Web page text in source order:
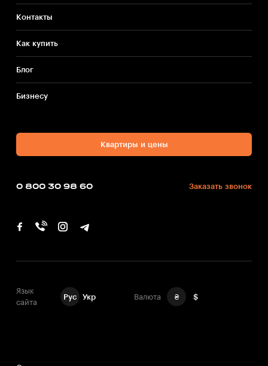
Контакты
Как купить
Блог
Бизнесу
Квартиры и цены
0 800 30 98 60 Заказать звонок
Язык
сайта
Рус Укр Валюта ₴ $